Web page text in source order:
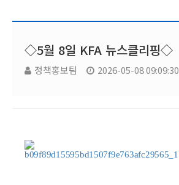
◇5월 8일 KFA 뉴스클리핑◇
정책홍보팀 2026-05-08 09:09:30